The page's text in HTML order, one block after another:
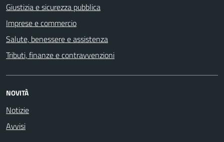
Giustizia e sicurezza pubblica
Imprese e commercio
Salute, benessere e assistenza
Tributi, finanze e contravvenzioni
NOVITÀ
Notizie
Avvisi